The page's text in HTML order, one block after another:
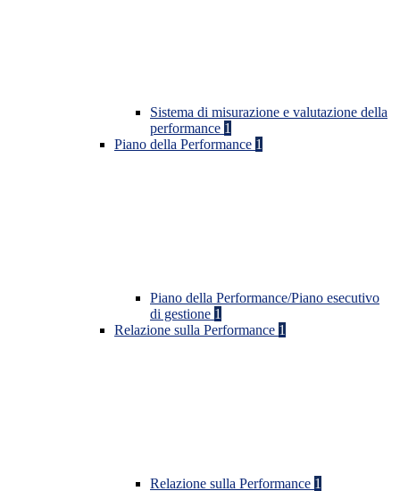
Sistema di misurazione e valutazione della
performance 1
Piano della Performance 1
Piano della Performance/Piano esecutivo
di gestione 1
Relazione sulla Performance 1
Relazione sulla Performance 1